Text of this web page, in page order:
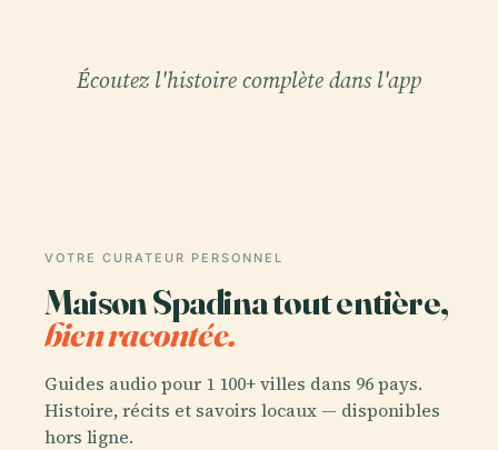
Écoutez l'histoire complète dans l'app
VOTRE CURATEUR PERSONNEL
Maison Spadina tout entière,
bien racontée.
Guides audio pour 1 100+ villes dans 96 pays.
Histoire, récits et savoirs locaux — disponibles
hors ligne.